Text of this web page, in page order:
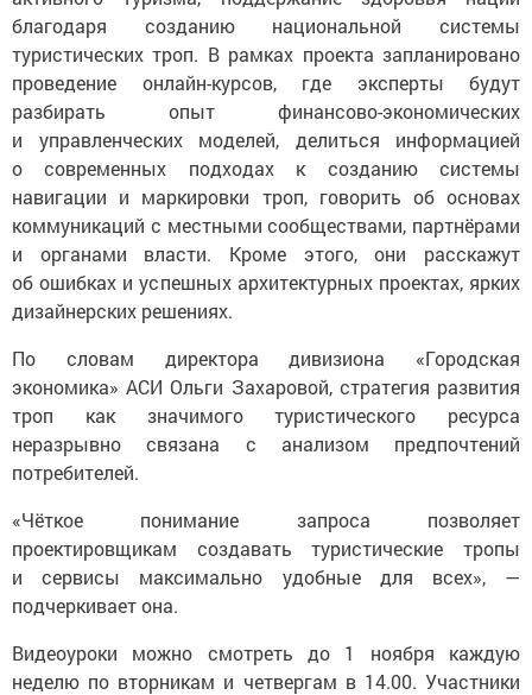
благодаря созданию национальной системы
туристических троп. В рамках проекта запланировано
проведение онлайн-курсов, где эксперты будут
разбирать опыт финансово-экономических
и управленческих моделей, делиться информацией
о современных подходах к созданию системы
навигации и маркировки троп, говорить об основах
коммуникаций с местными сообществами, партнёрами
и органами власти. Кроме этого, они расскажут
об ошибках и успешных архитектурных проектах, ярких
дизайнерских решениях.
По словам директора дивизиона «Городская
экономика» АСИ Ольги Захаровой, стратегия развития
троп как значимого туристического ресурса
неразрывно связана с анализом предпочтений
потребителей.
«Чёткое понимание запроса позволяет
проектировщикам создавать туристические тропы
и сервисы максимально удобные для всех», —
подчеркивает она.
Видеоуроки можно смотреть до 1 ноября каждую
неделю по вторникам и четвергам в 14.00. Участники